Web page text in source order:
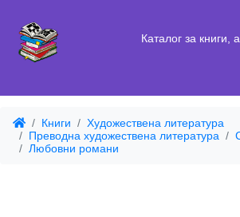
Каталог за книги,
Книги
Художествена литература
Преводна художествена литература
Любовни романи